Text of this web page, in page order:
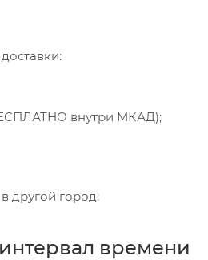
внутри МКАД);
другой город;
времени